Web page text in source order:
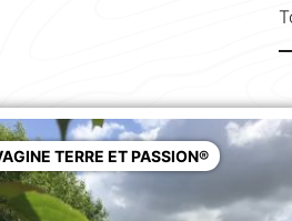
TERRE ET PASSION®